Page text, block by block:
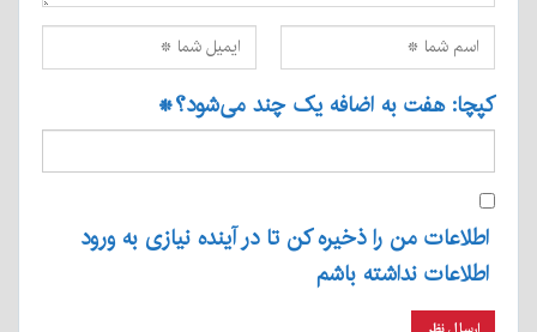
کپچا: هفت به اضافه یک چند می‌شود؟*
اطلاعات من را ذخیره کن تا در آینده نیازی به ورود
اطلاعات نداشته باشم